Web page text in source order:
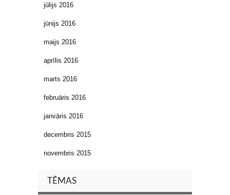
jūlijs 2016
jūnijs 2016
maijs 2016
aprīlis 2016
marts 2016
februāris 2016
janvāris 2016
decembris 2015
novembris 2015
TĒMAS